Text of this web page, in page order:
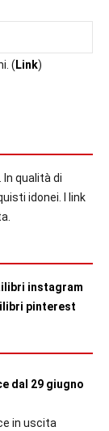
( Link)
In qualità di
idonei. I link
dal 29 giugno
in uscita